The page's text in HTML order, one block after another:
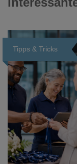
Tipps & Tricks